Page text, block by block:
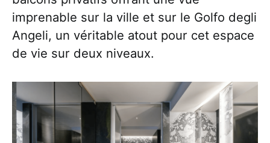
imprenable sur la ville et sur le Golfo degli
Angeli, un véritable atout pour cet espace
de vie sur deux niveaux.